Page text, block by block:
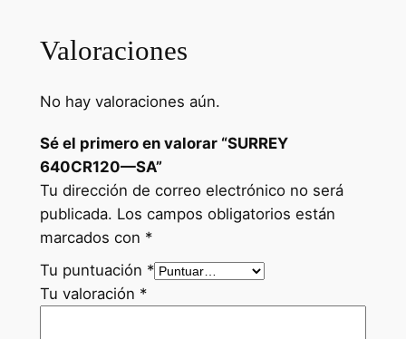
Valoraciones
No hay valoraciones aún.
Sé el primero en valorar “SURREY
640CR120—SA”
Tu dirección de correo electrónico no será
publicada. Los campos obligatorios están
marcados con *
Tu puntuación *
Tu valoración *